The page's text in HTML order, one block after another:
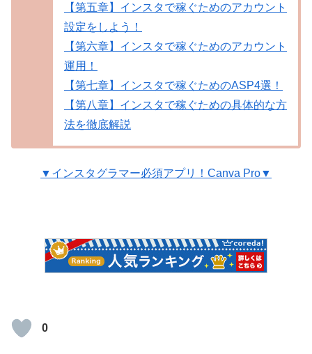
【第五章】インスタで稼ぐためのアカウント
設定をしよう！
【第六章】インスタで稼ぐためのアカウント
運用！
【第七章】インスタで稼ぐためのASP4選！
【第八章】インスタで稼ぐための具体的な方
法を徹底解説
▼インスタグラマー必須アプリ！Canva Pro▼
0